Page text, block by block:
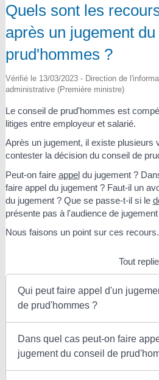
Quels sont les
après un jugement
prud'hommes ?
Vérifié le 13/03/2023 - Direction de
administrative (Première ministre)
Le conseil de prud'hommes est
litiges entre employeur et salarié.
Après un jugement, il existe plusieurs
contester la décision du conseil de
Peut-on faire appeldu jugement ?
faire appel du jugement ? Faut-il un
du jugement ? Que se passe-t-il si le
présente pas à l'audience de
Nous faisons un point sur ces recours.
Tout
Qui peut faire appel d'un
de prud'hommes ?
Dans quel cas peut-on faire
jugement du conseil de